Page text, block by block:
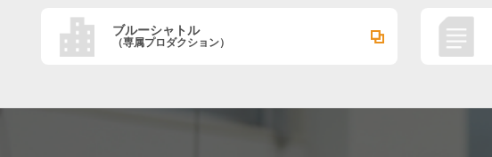
ブルーシャトル
（専属プロダクション）